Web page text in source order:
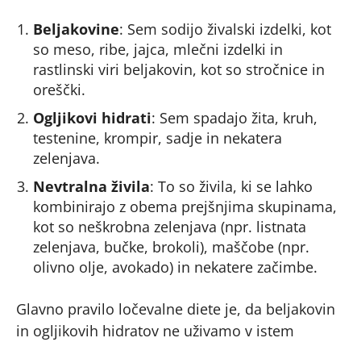
Beljakovine: Sem sodijo živalski izdelki, kot
so meso, ribe, jajca, mlečni izdelki in
rastlinski viri beljakovin, kot so stročnice in
oreščki.
Ogljikovi hidrati: Sem spadajo žita, kruh,
testenine, krompir, sadje in nekatera
zelenjava.
Nevtralna živila: To so živila, ki se lahko
kombinirajo z obema prejšnjima skupinama,
kot so neškrobna zelenjava (npr. listnata
zelenjava, bučke, brokoli), maščobe (npr.
olivno olje, avokado) in nekatere začimbe.
Glavno pravilo ločevalne diete je, da beljakovin
in ogljikovih hidratov ne uživamo v istem